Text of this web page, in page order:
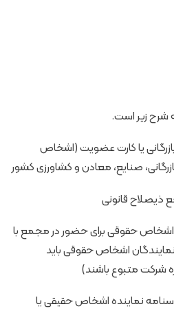
شرح زیر است.
یا کارت عضویت (اشخاص
صنایع، معادن و کشاورزی کشور
ذیصلاح قانونی
حقوقی برای حضور در مجمع با
اشخاص حقوقی باید
شرکت متبوع باشند)
نماینده اشخاص حقیقی یا